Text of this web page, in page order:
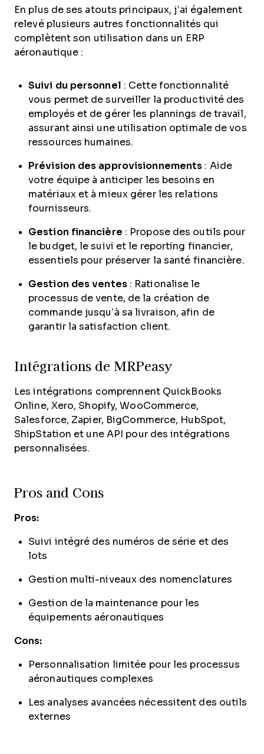
En plus de ses atouts principaux, j’ai également
relevé plusieurs autres fonctionnalités qui
complètent son utilisation dans un ERP
aéronautique :
Suivi du personnel : Cette fonctionnalité
vous permet de surveiller la productivité des
employés et de gérer les plannings de travail,
assurant ainsi une utilisation optimale de vos
ressources humaines.
Prévision des approvisionnements : Aide
votre équipe à anticiper les besoins en
matériaux et à mieux gérer les relations
fournisseurs.
Gestion financière : Propose des outils pour
le budget, le suivi et le reporting financier,
essentiels pour préserver la santé financière.
Gestion des ventes: Rationalise le
processus de vente, de la création de
commande jusqu’à sa livraison, afin de
garantir la satisfaction client.
Intégrations de MRPeasy
Les intégrations comprennent QuickBooks
Online, Xero, Shopify, WooCommerce,
Salesforce, Zapier, BigCommerce, HubSpot,
ShipStation et une API pour des intégrations
personnalisées.
Pros and Cons
Pros:
Suivi intégré des numéros de série et des
lots
Gestion multi-niveaux des nomenclatures
Gestion de la maintenance pour les
équipements aéronautiques
Cons:
Personnalisation limitée pour les processus
aéronautiques complexes
Les analyses avancées nécessitent des outils
externes